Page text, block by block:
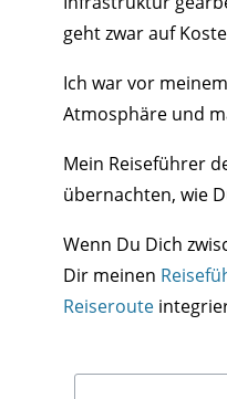
geht zwar auf
Ich war vor
Atmosphäre und
Mein Reiseführer
übernachten, wie
Wenn Du Dich
Dir meinen
Reiseroute